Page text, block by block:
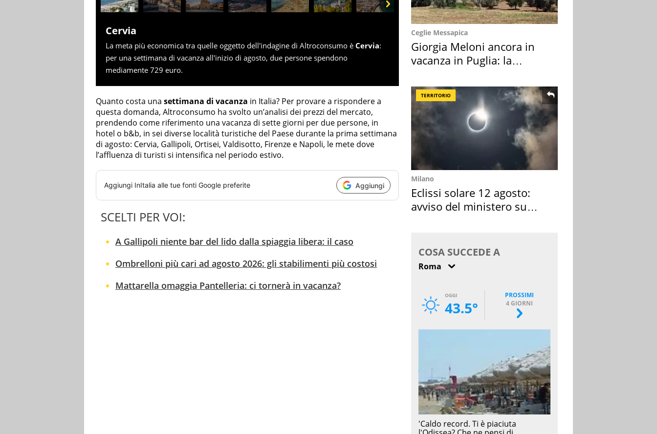
Cervia
La meta più economica tra quelle oggetto dell'indagine di Altroconsumo è Cervia:
per una settimana di vacanza all'inizio di agosto, due persone spendono
mediamente 729 euro.
Quanto costa una settimana di vacanza in Italia? Per provare a rispondere a
questa domanda, Altroconsumo ha svolto un’analisi dei prezzi del mercato,
prendendo come riferimento una vacanza di sette giorni per due persone, in
hotel o b&b, in sei diverse località turistiche del Paese durante la prima settimana
di agosto: Cervia, Gallipoli, Ortisei, Valdisotto, Firenze e Napoli, le mete dove
l’affluenza di turisti si intensifica nel periodo estivo.
Aggiungi InItalia alle tue fonti Google preferite Aggiungi
SCELTI PER VOI:
A Gallipoli niente bar del lido dalla spiaggia libera: il caso
Ombrelloni più cari ad agosto 2026: gli stabilimenti più costosi
Mattarella omaggia Pantelleria: ci tornerà in vacanza?
Ceglie Messapica
Giorgia Meloni ancora in
vacanza in Puglia: la
TERRITORIO
Milano
Eclissi solare 12 agosto:
avviso del ministero su